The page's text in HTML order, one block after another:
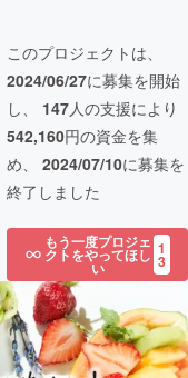
このプロジェクトは、
2024/06/27に募集を開始
し、 147人の支援により
542,160円の資金を集
め、 2024/07/10に募集を
終了しました
もう一度プロジェ
クトをやってほし
い
1
3